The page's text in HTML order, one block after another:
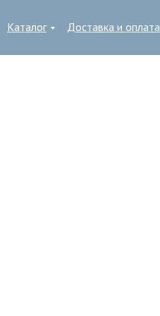
Каталог Доставка и оплата